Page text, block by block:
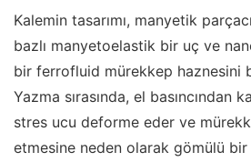
Kalemin tasarımı, manyetik
bazlı manyetoelastik bir uç ve
bir ferrofluid mürekkep haznesini
Yazma sırasında, el basıncından
stres ucu deforme eder ve
etmesine neden olarak gömülü